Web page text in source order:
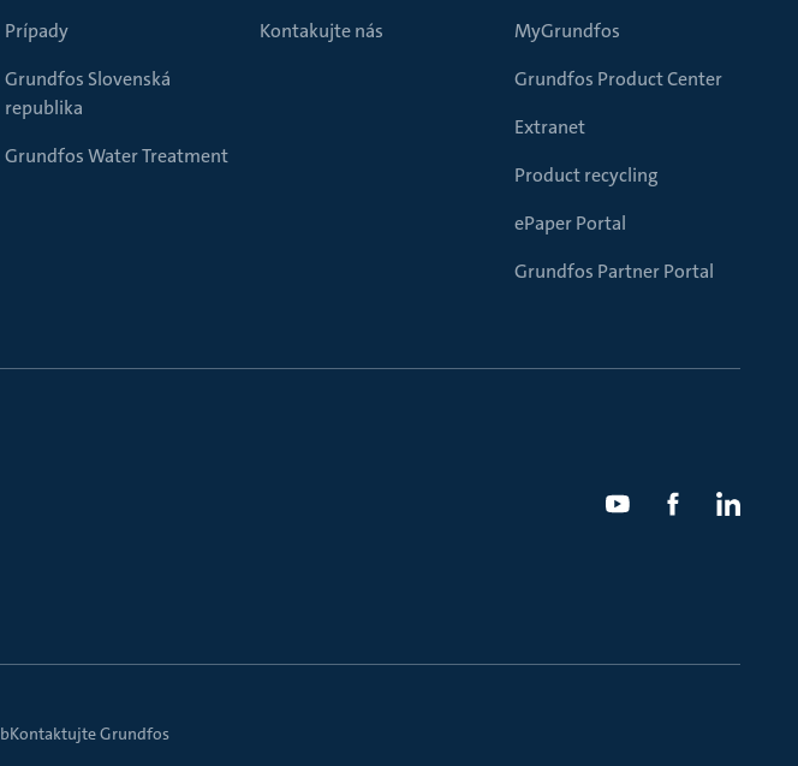
Prípady
Grundfos Slovenská
republika
Grundfos Water Treatment
Kontakujte nás
MyGrundfos
Grundfos Product Center
Extranet
Product recycling
ePaper Portal
Grundfos Partner Portal
Kontaktujte Grundfos